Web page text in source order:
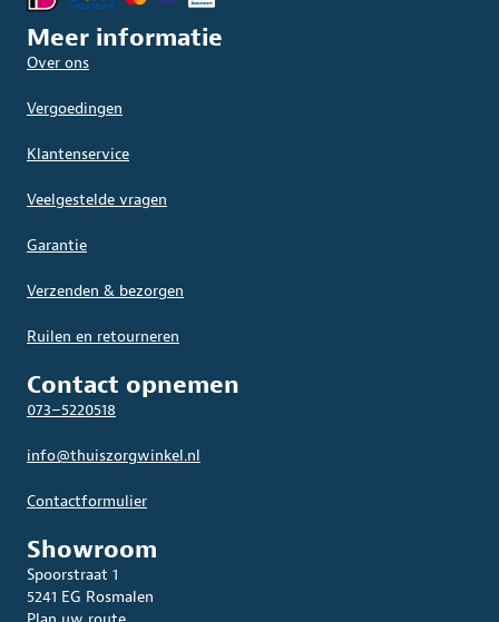
Meer informatie
Over ons
Vergoedingen
Klantenservice
Veelgestelde vragen
Garantie
Verzenden & bezorgen
Ruilen en retourneren
Contact opnemen
073–5220518
info@thuiszorgwinkel.nl
Contactformulier
Showroom
Spoorstraat 1
5241 EG Rosmalen